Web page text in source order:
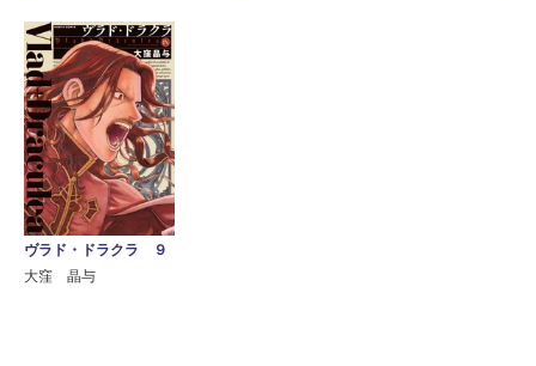
ヴラド・ドラクラ ９
大窪 晶与